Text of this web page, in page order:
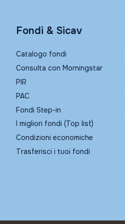
Fondi & Sicav
Catalogo fondi
Consulta con Morningstar
PIR
PAC
Fondi Step-in
I migliori fondi (Top list)
Condizioni economiche
Trasferisci i tuoi fondi